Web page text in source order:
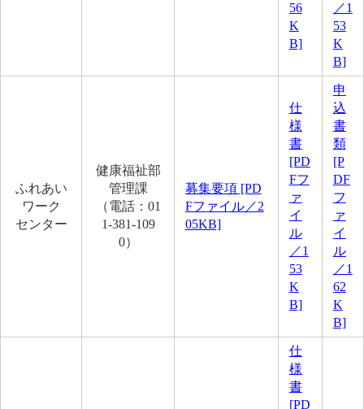
56
K
B]
／1
53
K
B]
ふれあい
ワーク
センター
健康福祉部
管理課
（電話：01
1-381-109
0）
募集要項 [PD
Fファイル／2
05KB]
仕
様
書
[PD
Fフ
ァ
イ
ル
／1
53
K
B]
申
込
書
類
[P
DF
フ
ァ
イ
ル
／1
62
K
B]
仕
様
書
[PD